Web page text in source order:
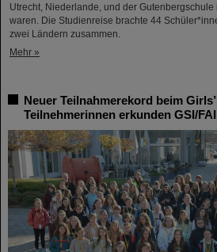
Utrecht, Niederlande, und der
waren. Die Studienreise brachte 44
zwei Ländern zusammen.
Mehr »
Neuer Teilnahmerekord beim
Teilnehmerinnen erkunden GSI/